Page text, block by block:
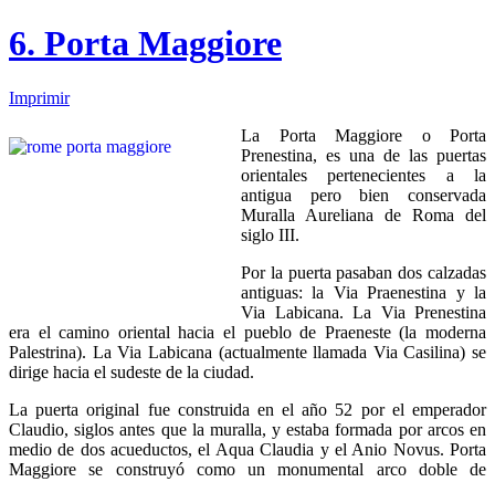
6. Porta Maggiore
Imprimir
La Porta Maggiore o Porta
Prenestina, es una de las puertas
orientales pertenecientes a la
antigua pero bien conservada
Muralla Aureliana de Roma del
siglo III.
Por la puerta pasaban dos calzadas
antiguas: la Via Praenestina y la
Via Labicana. La Via Prenestina
era el camino oriental hacia el pueblo de Praeneste (la moderna
Palestrina). La Via Labicana (actualmente llamada Via Casilina) se
dirige hacia el sudeste de la ciudad.
La puerta original fue construida en el año 52 por el emperador
Claudio, siglos antes que la muralla, y estaba formada por arcos en
medio de dos acueductos, el Aqua Claudia y el Anio Novus. Porta
Maggiore se construyó como un monumental arco doble de